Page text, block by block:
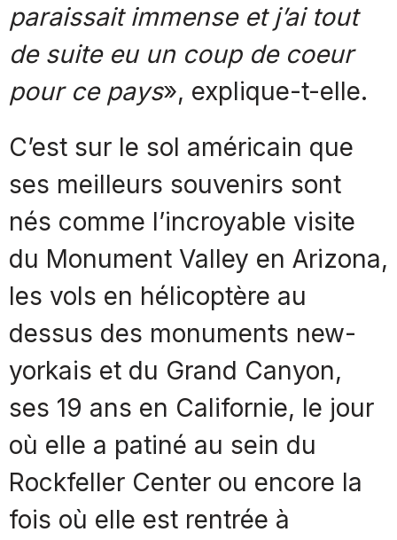
paraissait immense et j’ai tout
de suite eu un coup de coeur
pour ce pays», explique-t-elle.
C’est sur le sol américain que
ses meilleurs souvenirs sont
nés comme l’incroyable visite
du Monument Valley en Arizona,
les vols en hélicoptère au
dessus des monuments new-
yorkais et du Grand Canyon,
ses 19 ans en Californie, le jour
où elle a patiné au sein du
Rockfeller Center ou encore la
fois où elle est rentrée à